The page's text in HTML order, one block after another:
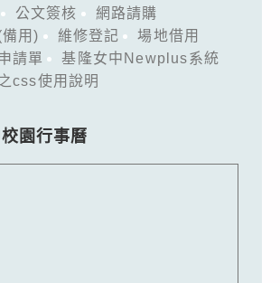
公文簽核
網路請購
用)
維修登記
場地借用
請單
基隆女中Newplus系統
css使用說明
園行事曆